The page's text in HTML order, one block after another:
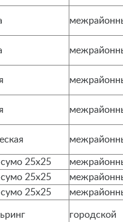
25х25
25х25
25х25
городской